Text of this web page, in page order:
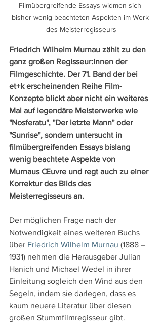
Filmübergreifende Essays widmen sich
bisher wenig beachteten Aspekten im Werk
des Meisterregisseurs
Friedrich Wilhelm Murnau zählt zu den
ganz großen Regisseur:innen der
Filmgeschichte. Der 71. Band der bei
et+k erscheinenden Reihe Film-
Konzepte blickt aber nicht ein weiteres
Mal auf legendäre Meisterwerke wie
"Nosferatu", "Der letzte Mann" oder
"Sunrise", sondern untersucht in
filmübergreifenden Essays bislang
wenig beachtete Aspekte von
Murnaus Œuvre und regt auch zu einer
Korrektur des Bilds des
Meisterregisseurs an.
Der möglichen Frage nach der
Notwendigkeit eines weiteren Buchs
über Friedrich Wilhelm Murnau (1888 –
1931) nehmen die Herausgeber Julian
Hanich und Michael Wedel in ihrer
Einleitung sogleich den Wind aus den
Segeln, indem sie darlegen, dass es
kaum neuere Literatur über diesen
großen Stummfilmregisseur gibt.